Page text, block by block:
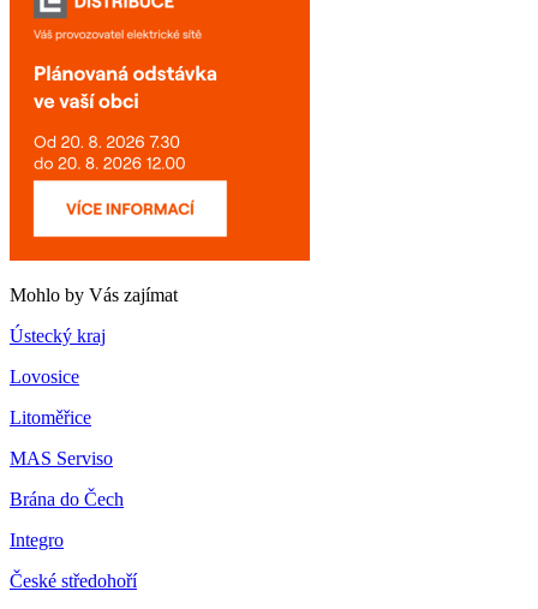
Mohlo by Vás zajímat
Ústecký kraj
Lovosice
Litoměřice
MAS Serviso
Brána do Čech
Integro
České středohoří